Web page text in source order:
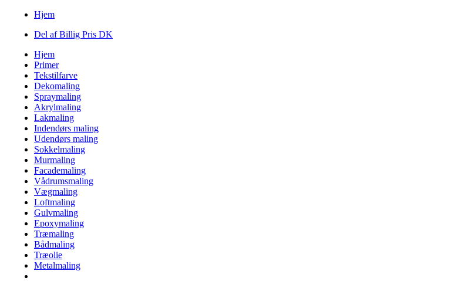
Hjem
Del af Billig Pris DK
Hjem
Primer
Tekstilfarve
Dekomaling
Spraymaling
Akrylmaling
Lakmaling
Indendørs maling
Udendørs maling
Sokkelmaling
Murmaling
Facademaling
Vådrumsmaling
Vægmaling
Loftmaling
Gulvmaling
Epoxymaling
Træmaling
Bådmaling
Træolie
Metalmaling